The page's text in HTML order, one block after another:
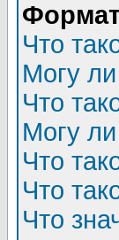
Что
Могу
Что
Могу ли
Что
Что
Что